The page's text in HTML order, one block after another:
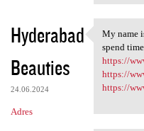
Hyderabad
Beauties
24.06.2024
Adres
My name
My name
spend
https://
https://
https://